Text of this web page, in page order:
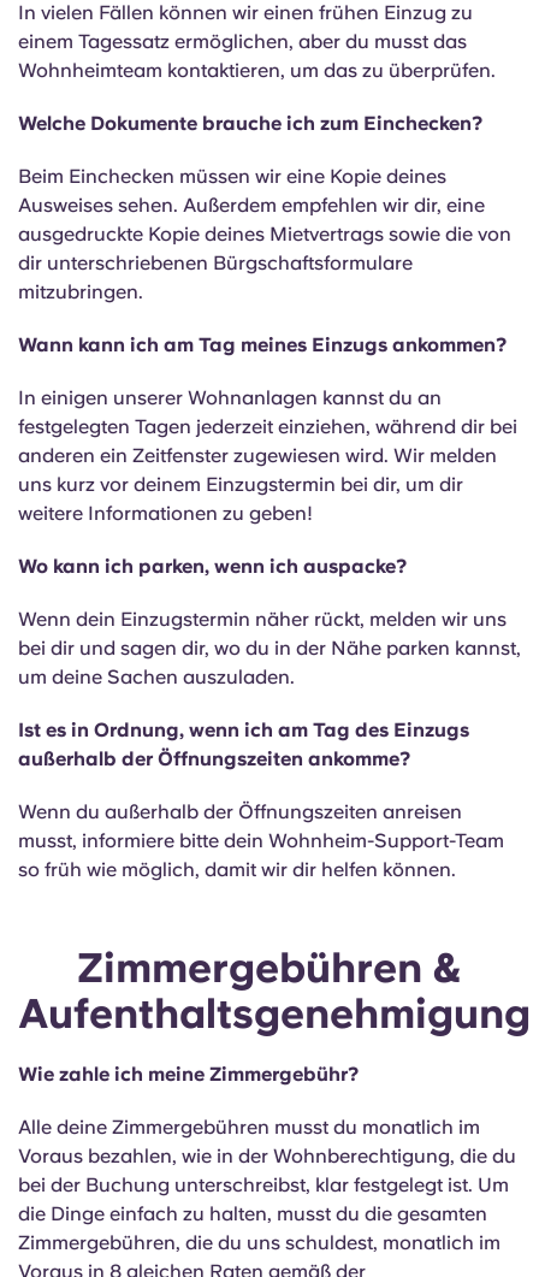
In vielen Fällen können wir einen frühen Einzug zu
einem Tagessatz ermöglichen, aber du musst das
Wohnheimteam kontaktieren, um das zu überprüfen.
Welche Dokumente brauche ich zum Einchecken?
Beim Einchecken müssen wir eine Kopie deines
Ausweises sehen. Außerdem empfehlen wir dir, eine
ausgedruckte Kopie deines Mietvertrags sowie die von
dir unterschriebenen Bürgschaftsformulare
mitzubringen.
Wann kann ich am Tag meines Einzugs ankommen?
In einigen unserer Wohnanlagen kannst du an
festgelegten Tagen jederzeit einziehen, während dir bei
anderen ein Zeitfenster zugewiesen wird. Wir melden
uns kurz vor deinem Einzugstermin bei dir, um dir
weitere Informationen zu geben!
Wo kann ich parken, wenn ich auspacke?
Wenn dein Einzugstermin näher rückt, melden wir uns
bei dir und sagen dir, wo du in der Nähe parken kannst,
um deine Sachen auszuladen.
Ist es in Ordnung, wenn ich am Tag des Einzugs
außerhalb der Öffnungszeiten ankomme?
Wenn du außerhalb der Öffnungszeiten anreisen
musst, informiere bitte dein Wohnheim-Support-Team
so früh wie möglich, damit wir dir helfen können.
Zimmergebühren &
Aufenthaltsgenehmigung
Wie zahle ich meine Zimmergebühr?
Alle deine Zimmergebühren musst du monatlich im
Voraus bezahlen, wie in der Wohnberechtigung, die du
bei der Buchung unterschreibst, klar festgelegt ist. Um
die Dinge einfach zu halten, musst du die gesamten
Zimmergebühren, die du uns schuldest, monatlich im
Voraus in 8 gleichen Raten gemäß der